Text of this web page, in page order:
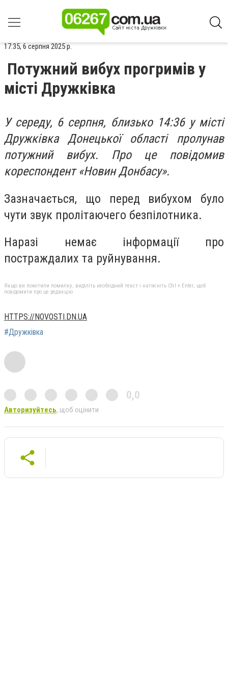
17:35, 6 серпня 2025 р.
Потужний вибух прогримів у
місті Дружківка
У середу, 6 серпня, близько 14:36 у місті
Дружківка Донецької області пролунав
потужний вибух. Про це повідомив
кореспондент «Новин Донбасу».
Зазначається, що перед вибухом було
чути звук пролітаючего безпілотника.
Наразі немає інформації про
постраждалих та руйнування.
Якщо ви помітили помилку, виділіть необхідний текст і натисніть Ctrl + Enter, щоб
повідомити про це редакцію
HTTPS://NOVOSTI.DN.UA
#Дружківка
0,0
Авторизуйтесь, щоб оцінити